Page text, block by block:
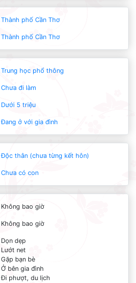
Thành phố Cần Thơ
Thành phố Cần Thơ
Trung học phổ thông
Chưa đi làm
Dưới 5 triệu
Đang ở với gia đình
Độc thân (chưa từng kết hôn)
Chưa có con
Không bao giờ
Không bao giờ
Dọn dẹp
Lướt net
Gặp bạn bè
Ở bên gia đình
Đi phượt, du lịch